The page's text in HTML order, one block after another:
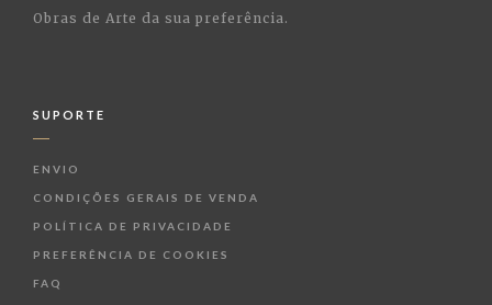
Obras de Arte da sua preferência.
SUPORTE
ENVIO
CONDIÇÕES GERAIS DE VENDA
POLÍTICA DE PRIVACIDADE
PREFERÊNCIA DE COOKIES
FAQ